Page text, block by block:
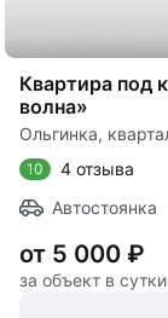
Квартира под
волна»
Ольгинка,
10
4 отзыва
Автостоянка
от 5 000 ₽
за объект в